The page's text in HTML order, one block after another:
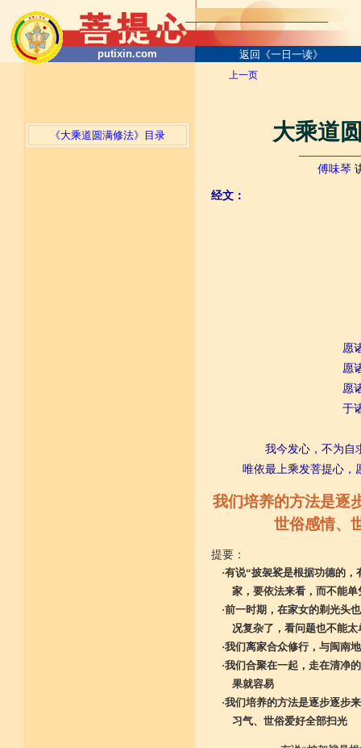
putixin.com 返回《一日一读》
《大乘道圆满修法》目录
上一页
大乘道
傅味琴
经文：
愿
愿
愿诸
于诸
我今发心，不为自
唯依最上乘发菩提心，
我们培养的方法是逐
世俗感情、
提要：
·有说“披袈裟是根据功德的，
家，要依法来看，而不能单
·前一时期，在家女的剃光头
况复杂了，看问题也不能太
·我们离家合众修行，与闽南
·我们合聚在一起，走在清净
果就容易
·我们培养的方法是逐步逐步
习气、世俗爱好全部扫光